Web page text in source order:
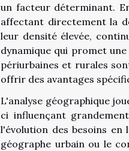
un facteur déterminant.
affectant directement la
leur densité élevée,
dynamique qui promet
périurbaines et rurales
offrir des avantages
L'analyse géographique
ci influençant
l'évolution des besoins
géographe urbain ou le